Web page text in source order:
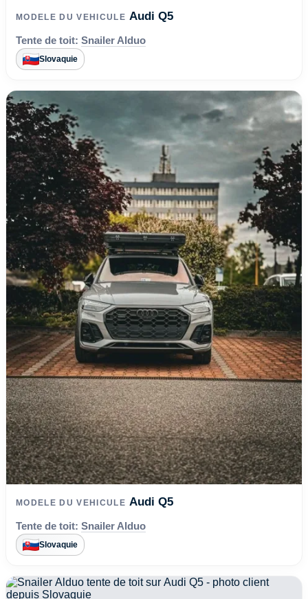
MODELE DU VEHICULE Audi Q5
Tente de toit: Snailer Alduo
Slovaquie
MODELE DU VEHICULE Audi Q5
Tente de toit: Snailer Alduo
Slovaquie